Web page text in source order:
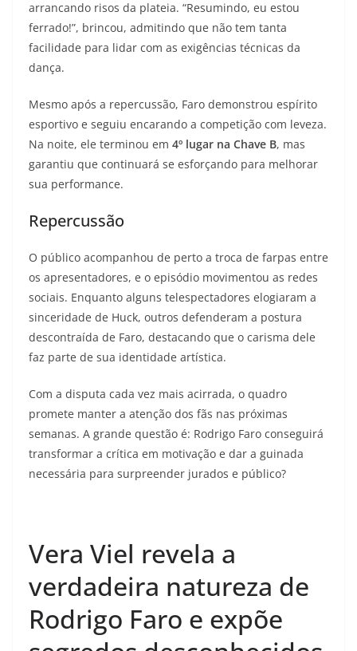
arrancando risos da plateia. “Resumindo, eu estou
ferrado!”, brincou, admitindo que não tem tanta
facilidade para lidar com as exigências técnicas da
dança.
Mesmo após a repercussão, Faro demonstrou espírito
esportivo e seguiu encarando a competição com leveza.
Na noite, ele terminou em 4º lugar na Chave B, mas
garantiu que continuará se esforçando para melhorar
sua performance.
Repercussão
O público acompanhou de perto a troca de farpas entre
os apresentadores, e o episódio movimentou as redes
sociais. Enquanto alguns telespectadores elogiaram a
sinceridade de Huck, outros defenderam a postura
descontraída de Faro, destacando que o carisma dele
faz parte de sua identidade artística.
Com a disputa cada vez mais acirrada, o quadro
promete manter a atenção dos fãs nas próximas
semanas. A grande questão é: Rodrigo Faro conseguirá
transformar a crítica em motivação e dar a guinada
necessária para surpreender jurados e público?
Vera Viel revela a
verdadeira natureza de
Rodrigo Faro e expõe